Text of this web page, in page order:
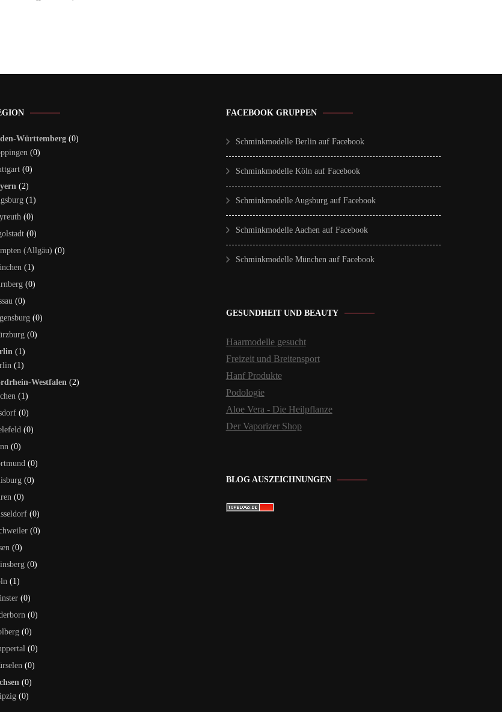
Württemberg (0)
(0)
(0)
(2)
(1)
(0)
(0)
(Allgäu) (0)
(1)
(0)
(0)
(0)
(0)
(1)
(1)
Westfalen (2)
(1)
(0)
(0)
(0)
(0)
(0)
(0)
(0)
(0)
(0)
(0)
(1)
(0)
(0)
(0)
(0)
(0)
(0)
(0)
FACEBOOK GRUPPEN
Schminkmodelle Berlin auf Facebook
Schminkmodelle Köln auf Facebook
Schminkmodelle Augsburg auf Facebook
Schminkmodelle Aachen auf Facebook
Schminkmodelle München auf Facebook
GESUNDHEIT UND BEAUTY
Haarmodelle gesucht
Freizeit und Breitensport
Hanf Produkte
Podologie
Aloe Vera - Die Heilpflanze
Der Vaporizer Shop
BLOG AUSZEICHNUNGEN